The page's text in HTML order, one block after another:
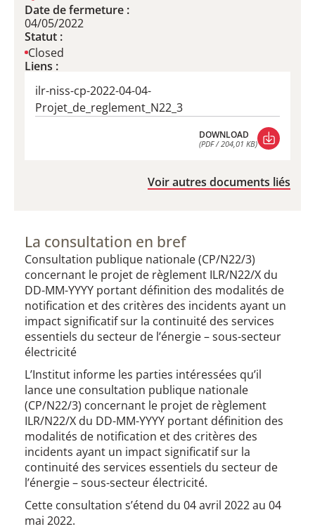
Date de fermeture :
04/05/2022
Statut :
Closed
Liens :
ilr-niss-cp-2022-04-04-
Projet_de_reglement_N22_3
DOWNLOAD
(PDF / 204,01 KB)
Voir autres documents liés
La consultation en bref
Consultation publique nationale (CP/N22/3)
concernant le projet de règlement ILR/N22/X du
DD-MM-YYYY portant définition des modalités de
notification et des critères des incidents ayant un
impact significatif sur la continuité des services
essentiels du secteur de l’énergie – sous-secteur
électricité
L’Institut informe les parties intéressées qu’il
lance une consultation publique nationale
(CP/N22/3) concernant le projet de règlement
ILR/N22/X du DD-MM-YYYY portant définition des
modalités de notification et des critères des
incidents ayant un impact significatif sur la
continuité des services essentiels du secteur de
l’énergie – sous-secteur électricité.
Cette consultation s’étend du 04 avril 2022 au 04
mai 2022.